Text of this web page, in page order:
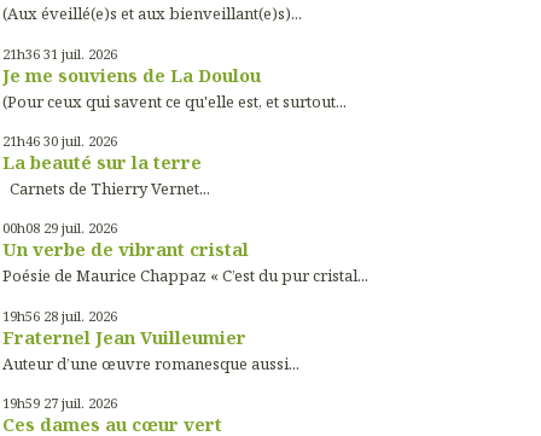
(Aux éveillé(e)s et aux bienveillant(e)s)...
21h36 31 juil. 2026
Je me souviens de La Doulou
(Pour ceux qui savent ce qu'elle est, et surtout...
21h46 30 juil. 2026
La beauté sur la terre
Carnets de Thierry Vernet...
00h08 29 juil. 2026
Un verbe de vibrant cristal
Poésie de Maurice Chappaz « C’est du pur cristal...
19h56 28 juil. 2026
Fraternel Jean Vuilleumier
Auteur d’une œuvre romanesque aussi...
19h59 27 juil. 2026
Ces dames au cœur vert